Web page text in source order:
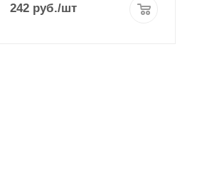
242 руб./шт